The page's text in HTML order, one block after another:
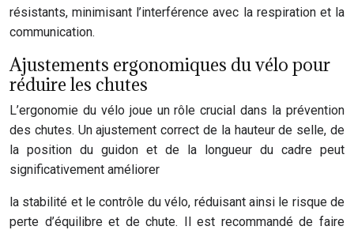
résistants, minimisant l’interférence avec la respiration et la
communication.
Ajustements ergonomiques du vélo pour
réduire les chutes
L’ergonomie du vélo joue un rôle crucial dans la prévention
des chutes. Un ajustement correct de la hauteur de selle, de
la position du guidon et de la longueur du cadre peut
significativement améliorer
la stabilité et le contrôle du vélo, réduisant ainsi le risque de
perte d’équilibre et de chute. Il est recommandé de faire